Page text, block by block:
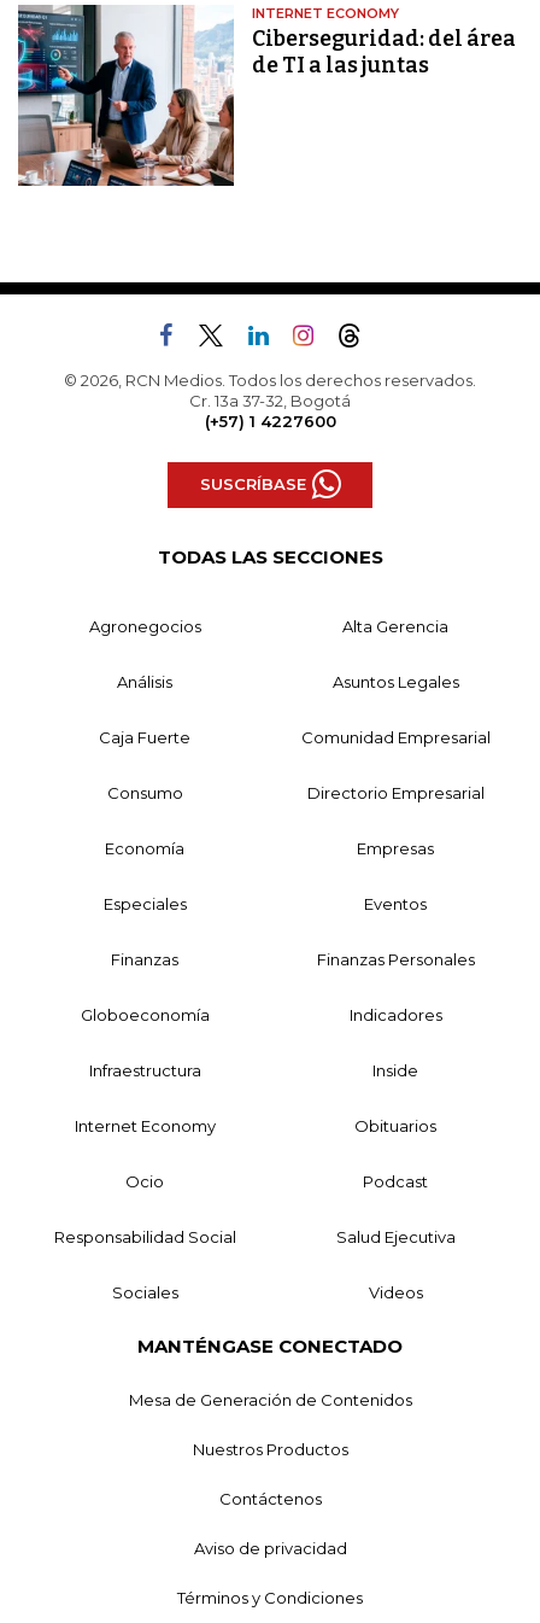
INTERNET ECONOMY
Ciberseguridad: del área
de TI a las juntas
© 2026, RCN Medios. Todos los derechos reservados.
Cr. 13a 37-32, Bogotá
(+57) 1 4227600
SUSCRÍBASE
TODAS LAS SECCIONES
Agronegocios Alta Gerencia
Análisis Asuntos Legales
Caja Fuerte Comunidad Empresarial
Consumo Directorio Empresarial
Economía Empresas
Especiales Eventos
Finanzas Finanzas Personales
Globoeconomía Indicadores
Infraestructura Inside
Internet Economy Obituarios
Ocio Podcast
Responsabilidad Social Salud Ejecutiva
Sociales Videos
MANTÉNGASE CONECTADO
Mesa de Generación de Contenidos
Nuestros Productos
Contáctenos
Aviso de privacidad
Términos y Condiciones